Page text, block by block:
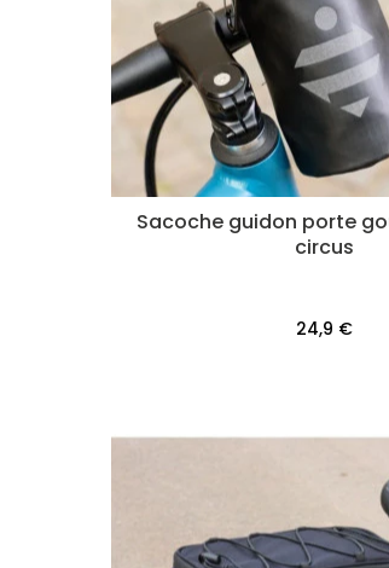
Sacoche guidon porte
circus
24,9 €